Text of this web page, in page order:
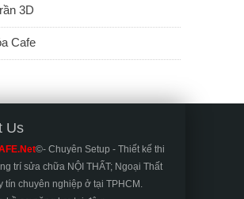
3D
Cafe
Us
©- Chuyên Setup - Thiết kế thi
trí sửa chữa NỘI THẤT; Ngoại Thất
tín chuyên nghiệp ở tại TPHCM.